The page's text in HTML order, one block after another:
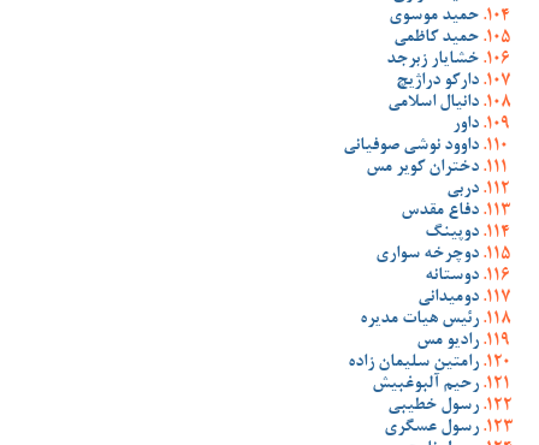
حمید موسوی
حمید کاظمی
خشایار زبرجد
دارکو دراژیچ
دانیال اسلامی
داور
داوود نوشی صوفیانی
دختران کویر مس
دربی
دفاع مقدس
دوپینگ
دوچرخه سواری
دوستانه
دومیدانی
رئیس هیات مدیره
رادیو مس
رامتین سلیمان زاده
رحیم آلبوغبیش
رسول خطیبی
رسول عسگری